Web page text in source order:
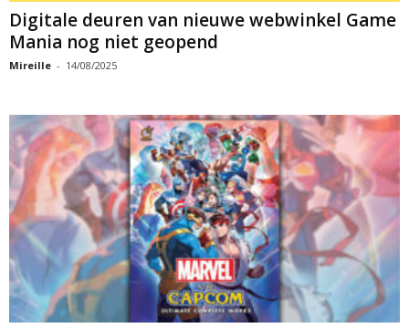
Digitale deuren van nieuwe webwinkel Game
Mania nog niet geopend
Mireille - 14/08/2025